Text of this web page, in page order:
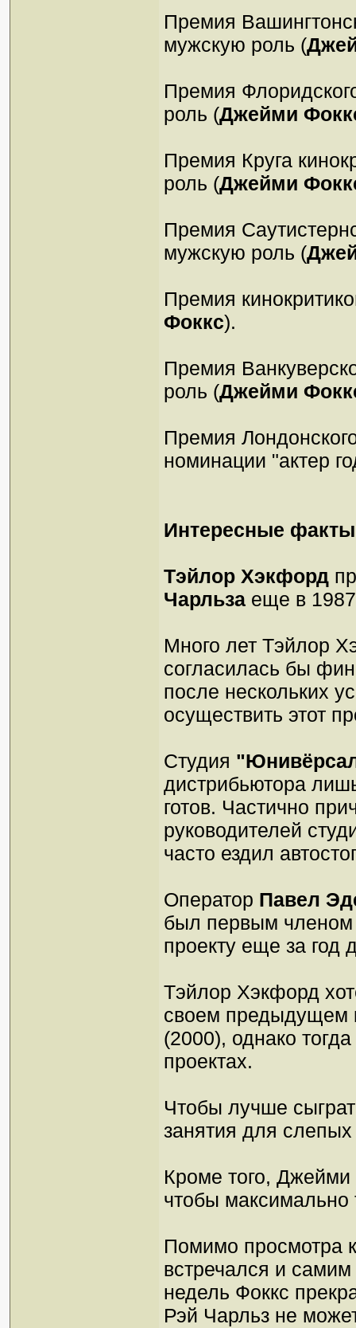
Премия
мужскую роль (
Премия
роль (Джейми
Премия Круга
роль (Джейми
Премия
мужскую роль (
Премия
Фоккс).
Премия
роль (Джейми
Премия
номинации "актер
Интересные факты
Тэйлор Хэкфорд
Чарльза еще в 1987
Много лет Тэйлор
согласилась бы
после нескольких
осуществить этот
Студия
дистрибьютора
готов. Частично
руководителей
часто ездил
Оператор Павел
был первым членом
проекту еще за год
Тэйлор Хэкфорд
своем предыдущем
(2000), однако
проектах.
Чтобы лучше
занятия для
Кроме того, Джейми
чтобы максимально
Помимо просмотра
встречался и
недель Фоккс
Рэй Чарльз не